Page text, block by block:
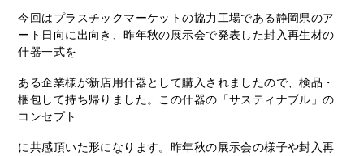
今回はプラスチックマーケットの協力工場である静岡県のア
ート日向に出向き、昨年秋の展示会で発表した封入再生材の
什器一式を
ある企業様が新店用什器として購入されましたので、検品・
梱包して持ち帰りました。この什器の「サスティナブル」の
コンセプト
に共感頂いた形になります。昨年秋の展示会の様子や封入再